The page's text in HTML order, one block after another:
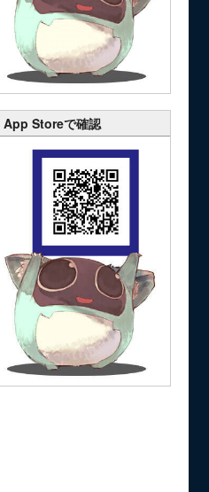
App Storeで確認